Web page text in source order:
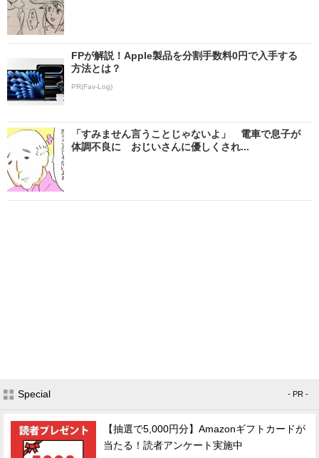
FPが解説！Apple製品を分割手数料0円で入手する
方法とは？
PR(Fav-Log)
「すみません言うことじゃないよ」 電車で息子が
体調不良に おじいさんに優しくされ...
Special - PR -
【抽選で5,000円分】Amazonギフトカードが
当たる！読者アンケート実施中